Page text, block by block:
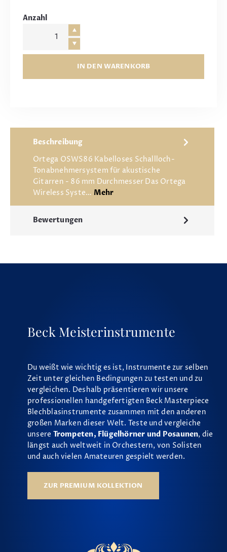
Anzahl
IN DEN WARENKORB
Beschreibung
Ortega OSWS86 Kabelloses Schallloch-
Tonabnehmersystem für akustische
Gitarren - 86 mm Durchmesser Das Ortega
Wireless Syste… Mehr
Bewertungen
Beck Meisterinstrumente
Du weißt wie wichtig es ist, Instrumente zur selben
Zeit unter gleichen Bedingungen zu testen und zu
vergleichen. Deshalb präsentieren wir unsere
professionellen handgefertigten Beck Masterpiece
Blechblasinstrumente zusammen mit den anderen
großen Marken dieser Welt. Teste und vergleiche
unsere Trompeten, Flügelhörner und Posaunen, die
längst auch weltweit in Orchestern, von Solisten
und auch vielen Amateuren gespielt werden.
ZUR PREMIUM KOLLEKTION